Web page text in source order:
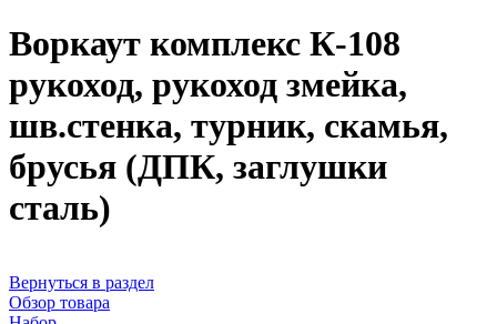
Воркаут комплекс К-108
рукоход, рукоход змейка,
шв.стенка, турник, скамья,
брусья (ДПК, заглушки
сталь)
Вернуться в раздел
Обзор товара